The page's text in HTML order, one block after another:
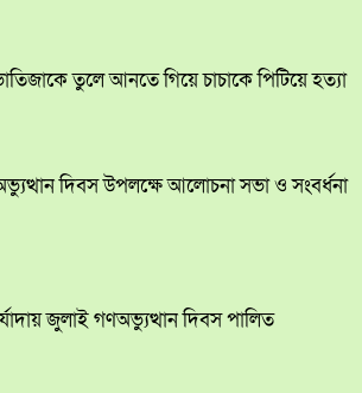
তুলে আনতে গিয়ে চাচাকে পিটিয়ে হত্যা
দিবস উপলক্ষে আলোচনা সভা ও সংবর্ধনা
জুলাই গণঅভ্যুত্থান দিবস পালিত